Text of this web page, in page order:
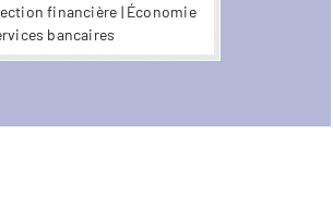
financière | Économie
bancaires